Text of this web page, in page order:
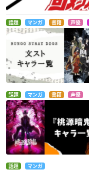
話題 マンガ 書籍 声優
話題 マンガ 書籍 声優
話題 マンガ